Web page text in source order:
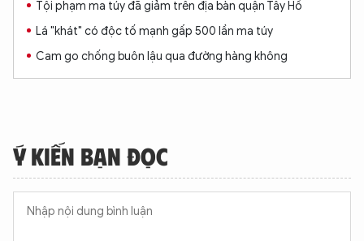
Tội phạm ma túy đã giảm trên địa bàn quận Tây Hồ
Lá "khát" có độc tố mạnh gấp 500 lần ma túy
Cam go chống buôn lậu qua đường hàng không
Ý KIẾN BẠN ĐỌC